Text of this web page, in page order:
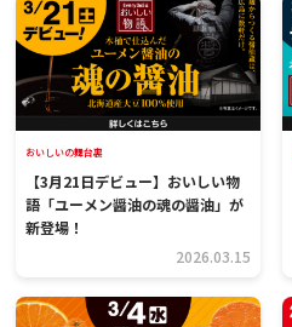
おいしいの舞台裏
【3月21日デビュー】おいしい物
語「ユーメン醤油の魂の醤油」が
新登場！
2026.03.15